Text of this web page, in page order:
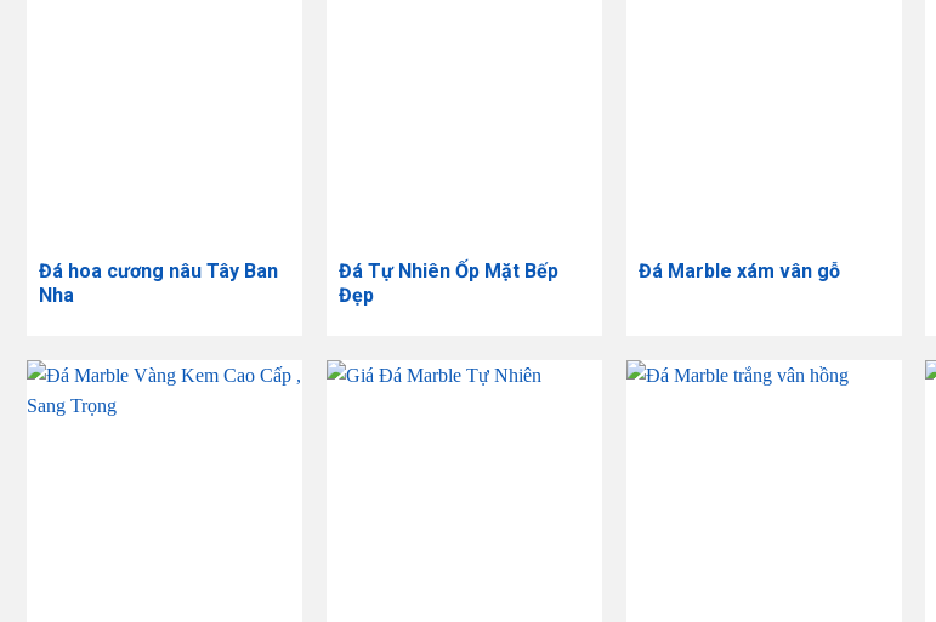
Đá hoa cương nâu Tây Ban
Nha
Đá Tự Nhiên Ốp Mặt Bếp
Đẹp
Đá Marble xám vân gỗ